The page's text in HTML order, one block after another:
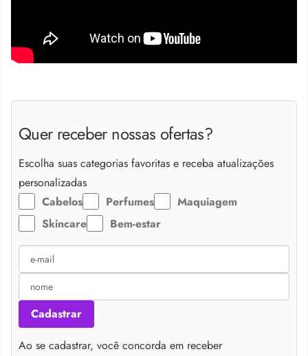
Quer receber nossas ofertas?
Escolha suas categorias favoritas e receba atualizações
personalizadas
Cabelos
Perfumes
Maquiagem
Skincare
Bem-estar
Cadastrar
Ao se cadastrar, você concorda em receber